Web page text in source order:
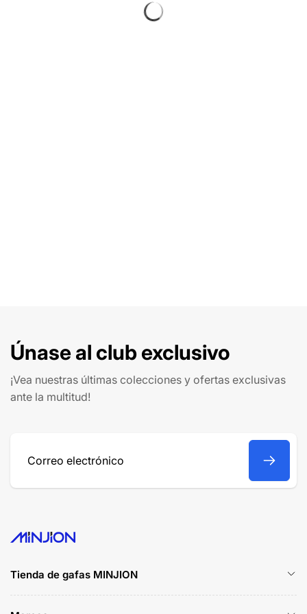
Únase al club exclusivo
¡Vea nuestras últimas colecciones y ofertas exclusivas
ante la multitud!
Correo
Tienda de gafas MINJION